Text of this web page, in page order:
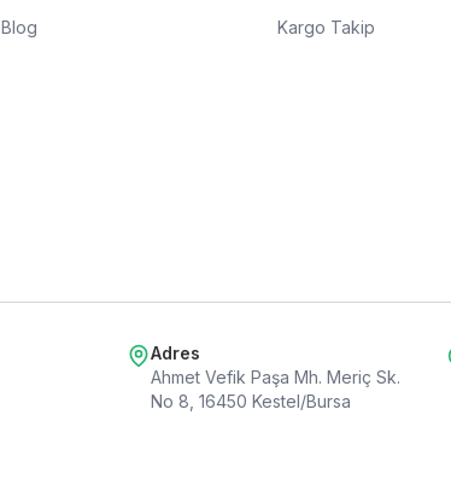
Blog
Kargo Takip
Adres
Ahmet Vefik Paşa Mh. Meriç Sk.
No 8, 16450 Kestel/Bursa